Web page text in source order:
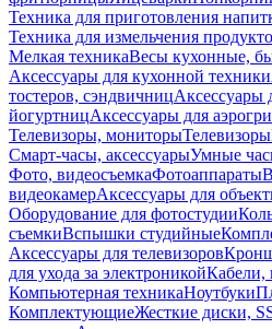
Техника для приготовления
Техника для измельчения
Мелкая техникаВесы кухонные,
Аксессуары для кухонной техники
тостеров, сэндвичницАксессуары
йогуртницАксессуары для
Телевизоры, мониторыТелевизоры
Смарт-часы, аксессуарыУмные
Фото, видеосъемкаФотоаппараты
видеокамерАксессуары для
Оборудование для фотостудии
съемкиВспышки студийные
Аксессуары для телевизоров
для ухода за электроникойКабели,
Компьютерная техникаНоутбуки
КомплектующиеЖесткие диски,